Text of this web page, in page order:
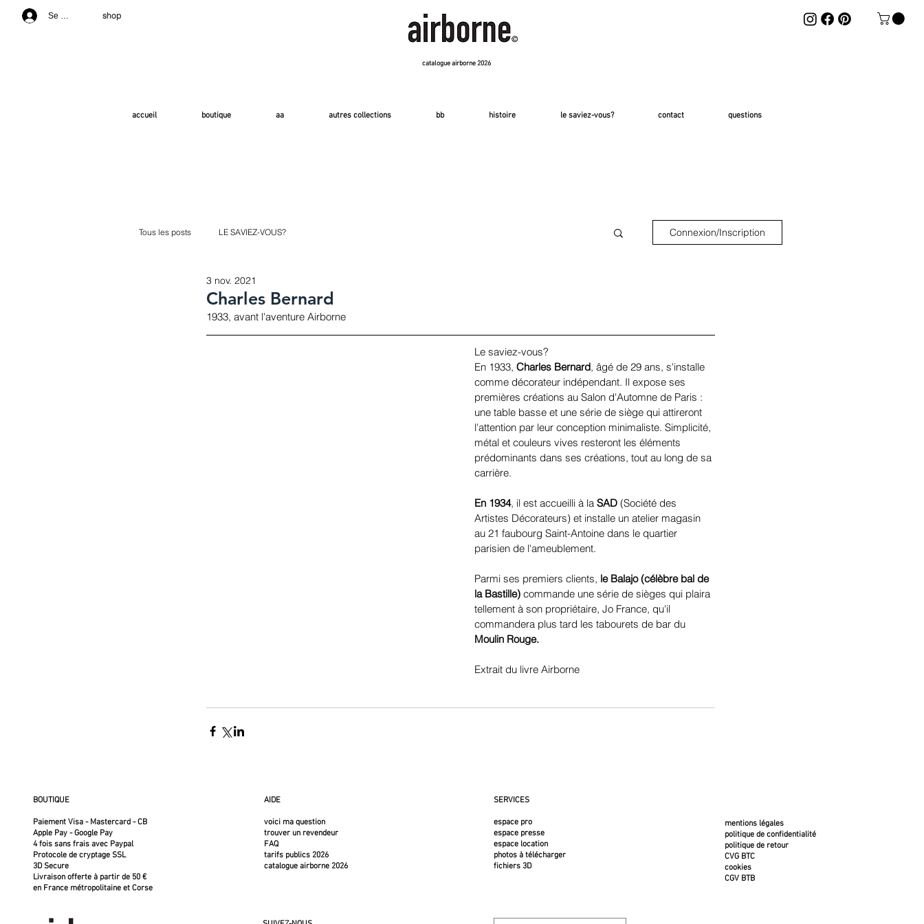
Se connecter shop
catalogue airborne 2026
accueil boutique aa autres collections bb histoire le saviez-vous? contact questions
Tous les posts LE SAVIEZ-VOUS? Connexion/Inscription
Charles Bernard
3 nov. 2021
1933, avant l'aventure Airborne
Le saviez-vous?
En 1933, Charles Bernard, âgé de 29 ans, s'installe
comme décorateur indépendant. Il expose ses
premières créations au Salon d'Automne de Paris :
une table basse et une série de siège qui attireront
l'attention par leur conception minimaliste. Simplicité,
métal et couleurs vives resteront les éléments
prédominants dans ses créations, tout au long de sa
carrière.
En 1934, il est accueilli à la SAD (Société des
Artistes Décorateurs) et installe un atelier magasin
au 21 faubourg Saint-Antoine dans le quartier
parisien de l'ameublement.
Parmi ses premiers clients, le Balajo (célèbre bal de
la Bastille) commande une série de sièges qui plaira
tellement à son propriétaire, Jo France, qu'il
commandera plus tard les tabourets de bar du
Moulin Rouge.
Extrait du livre Airborne
BOUTIQUE
Paiement Visa - Mastercard - CB
Apple Pay - Google Pay
4 fois sans frais avec Paypal
Protocole de cryptage SSL
3D Secure
Livraison offerte à partir de 50 €
en France métropolitaine et Corse
AIDE
voici ma question
trouver un revendeur
FAQ
tarifs publics 2026
catalogue airborne 2026
SERVICES
espace pro
espace presse
espace location
photos à télécharger
fichiers 3D
mentions légales
politique de confidentialité
politique de retour
CVG BTC
cookies
CGV BTB